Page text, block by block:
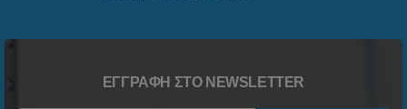
ΕΓΓΡΑΦΉ ΣΤΟ NEWSLETTER